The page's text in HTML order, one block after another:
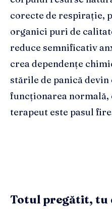
corecte de respirație,
organici puri de
reduce semnificativ
crea dependențe
stările de panică
funcționarea normală,
terapeut este pasul
Totul pregătit, tu